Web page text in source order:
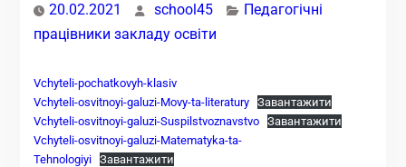
20.02.2021 school45
Педагогічні
працівники закладу освіти
Vchyteli-pochatkovyh-klasiv
Vchyteli-osvitnoyi-galuzi-Movy-ta-literatury
Завантажити
Vchyteli-osvitnoyi-galuzi-Suspilstvoznavstvo
Завантажити
Vchyteli-osvitnoyi-galuzi-Matematyka-ta-
Tehnologiyi
Завантажити